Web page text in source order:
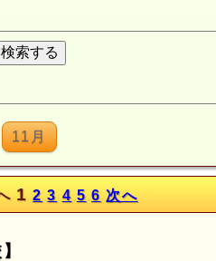
11月
1 2 3 4 5 6 次へ